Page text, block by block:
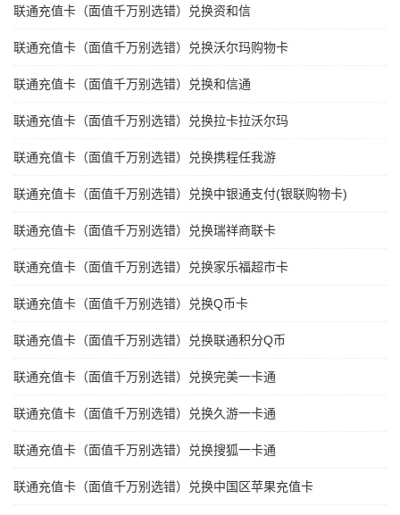
联通充值卡（面值千万别选错）兑换资和信
联通充值卡（面值千万别选错）兑换沃尔玛购物卡
联通充值卡（面值千万别选错）兑换和信通
联通充值卡（面值千万别选错）兑换拉卡拉沃尔玛
联通充值卡（面值千万别选错）兑换携程任我游
联通充值卡（面值千万别选错）兑换中银通支付(银联购物卡)
联通充值卡（面值千万别选错）兑换瑞祥商联卡
联通充值卡（面值千万别选错）兑换家乐福超市卡
联通充值卡（面值千万别选错）兑换Q币卡
联通充值卡（面值千万别选错）兑换联通积分Q币
联通充值卡（面值千万别选错）兑换完美一卡通
联通充值卡（面值千万别选错）兑换久游一卡通
联通充值卡（面值千万别选错）兑换搜狐一卡通
联通充值卡（面值千万别选错）兑换中国区苹果充值卡